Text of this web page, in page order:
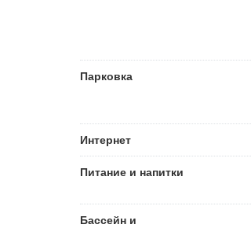
Парковка
Интернет
Питание и напитки
Бассейн и